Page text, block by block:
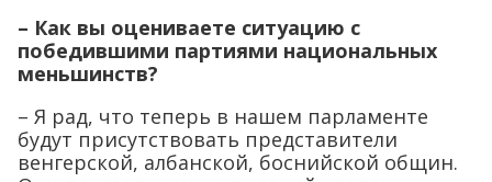
– Как вы оцениваете ситуацию с
победившими партиями национальных
меньшинств?
– Я рад, что теперь в нашем парламенте
будут присутствовать представители
венгерской, албанской, боснийской общин.